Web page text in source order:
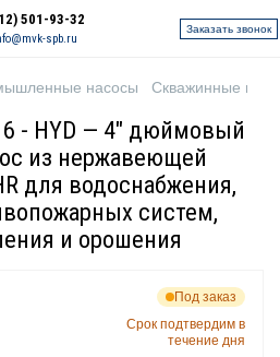
501-93-32
spb.ru
Заказать звонок
насосы Скважинные
- HYD — 4" дюймовый
из нержавеющей
для водоснабжения,
систем,
и орошения
Под заказ
Срок подтвердим в
течение дня